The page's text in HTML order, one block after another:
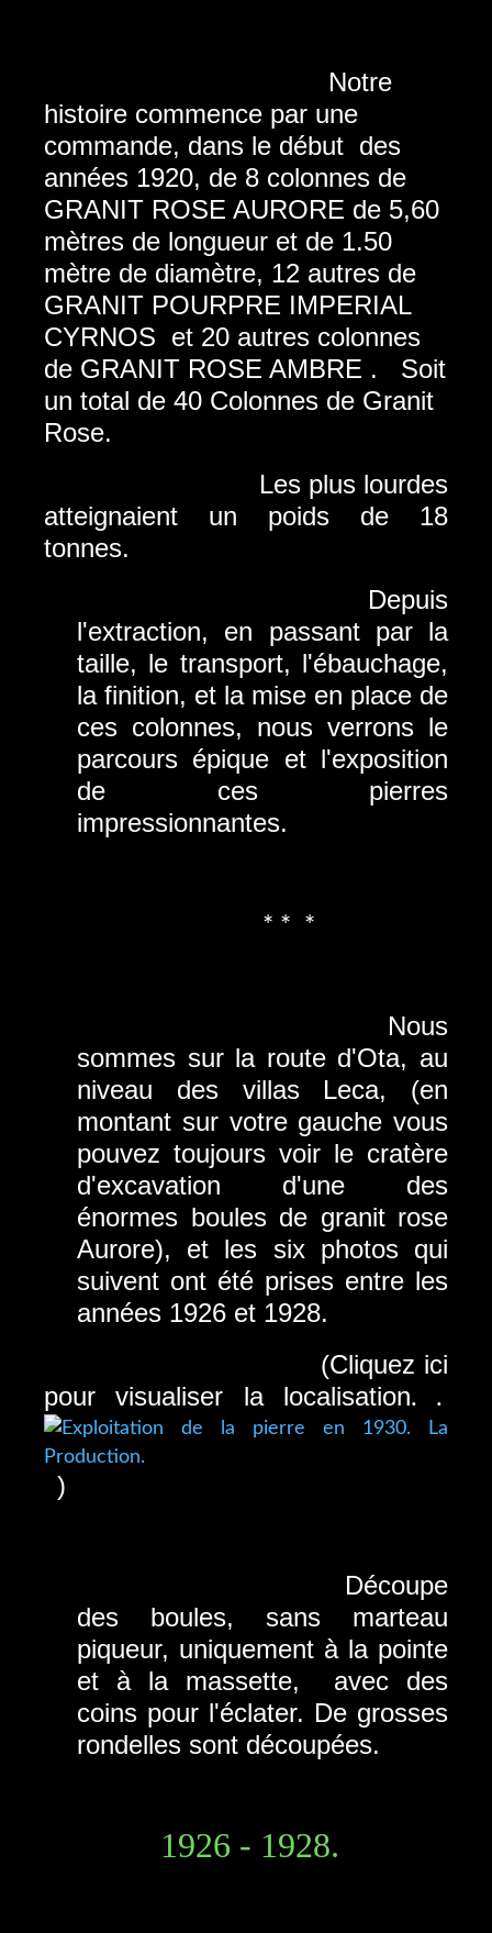
Notre
histoire commence par une
commande, dans le début des
années 1920, de 8 colonnes de
GRANIT ROSE AURORE de 5,60
mètres de longueur et de 1.50
mètre de diamètre, 12 autres de
GRANIT POURPRE IMPERIAL
CYRNOS et 20 autres colonnes
de GRANIT ROSE AMBRE . Soit
un total de 40 Colonnes de Granit
Rose.
Les plus lourdes
atteignaient un poids de 18
tonnes.
Depuis
l'extraction, en passant par la
taille, le transport, l'ébauchage,
la finition, et la mise en place de
ces colonnes, nous verrons le
parcours épique et l'exposition
de ces pierres
impressionnantes.
* * *
Nous
sommes sur la route d'Ota, au
niveau des villas Leca, (en
montant sur votre gauche vous
pouvez toujours voir le cratère
d'excavation d'une des
énormes boules de granit rose
Aurore), et les six photos qui
suivent ont été prises entre les
années 1926 et 1928.
(Cliquez ici
pour visualiser la localisation. .
)
Découpe
des boules, sans marteau
piqueur, uniquement à la pointe
et à la massette, avec des
coins pour l'éclater. De grosses
rondelles sont découpées.
1926 - 1928.